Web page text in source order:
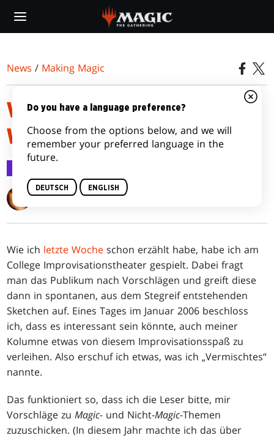
main
News / Making Magic
VERMISCHTES: DA IST WOHL
WAS GEBROCHEN
Mark Rosewater
Wie ich letzte Woche schon erzählt habe, habe ich am
College Improvisationstheater gespielt. Dabei fragt
man das Publikum nach Vorschlägen und greift diese
dann in spontanen, aus dem Stegreif entstehenden
Sketchen auf. Eines Tages im Januar 2006 beschloss
ich, dass es interessant sein könnte, auch meiner
Kolumne etwas von diesem Improvisationsspaß zu
verleihen. Also erschuf ich etwas, was ich „Vermischtes“
nannte.
Das funktioniert so, dass ich die Leser bitte, mir
Vorschläge zuMagic- und Nicht-Magic-Themen
zuzuschicken. (In diesem Jahr machte ich das über
Do you have a language preference?
Choose from the options below, and we will
remember your preferred language in the
future.
DEUTSCH ENGLISH